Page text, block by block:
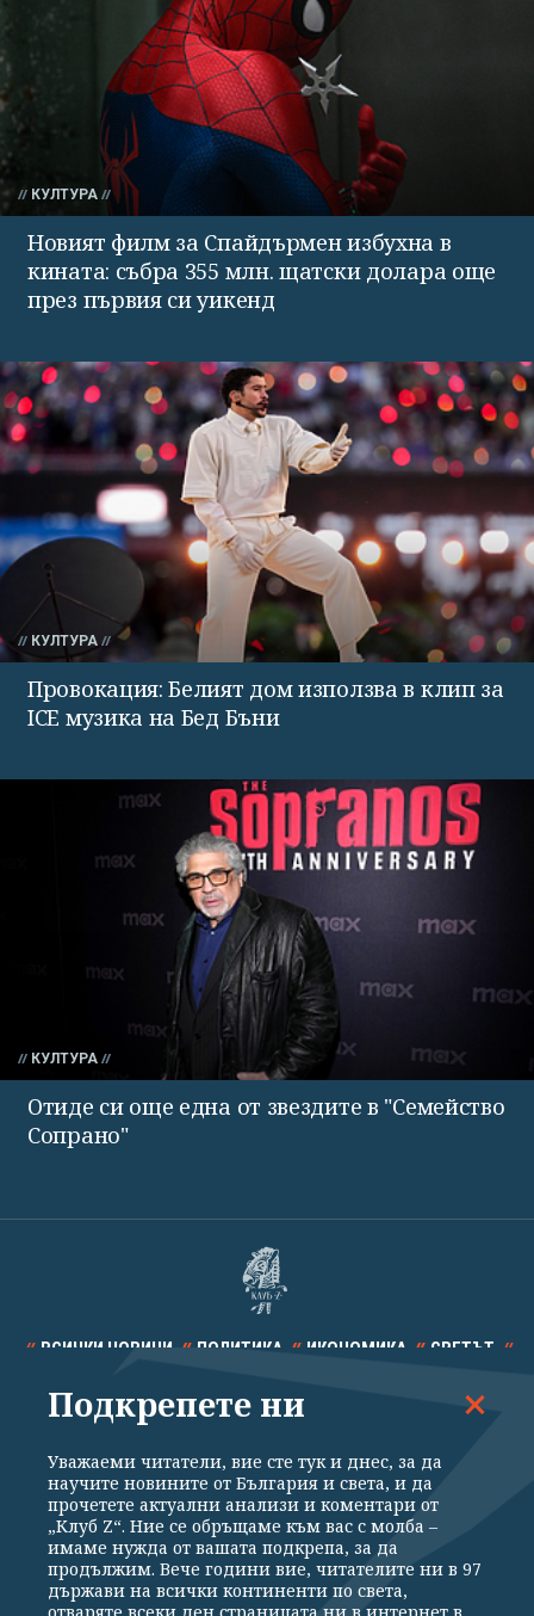
КУЛТУРА
Новият филм за Спайдърмен избухна в
кината: събра 355 млн. щатски долара още
през първия си уикенд
КУЛТУРА
Провокация: Белият дом използва в клип за
ICE музика на Бед Бъни
КУЛТУРА
Отиде си още една от звездите в "Семейство
Сопрано"
ВСИЧКИ НОВИНИ ПОЛИТИКА ИКОНОМИКА СВЕТЪТ
СПОРТ КУЛТУРА ТЕХНОЛОГИИ КАЛЕЙДОСКОП
Общи условия
Политика за поверителност
Подкрепете ни
Уважаеми читатели, вие сте тук и днес, за да
научите новините от България и света, и да
прочетете актуални анализи и коментари от
„Клуб Z“. Ние се обръщаме към вас с молба –
имаме нужда от вашата подкрепа, за да
продължим. Вече години вие, читателите ни в 97
държави на всички континенти по света,